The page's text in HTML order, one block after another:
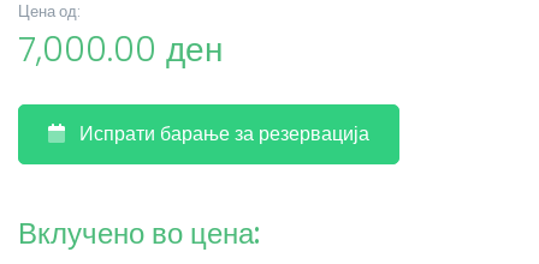
Цена од:
7,000.00 ден
Испрати барање за резервација
Вклучено во цена: